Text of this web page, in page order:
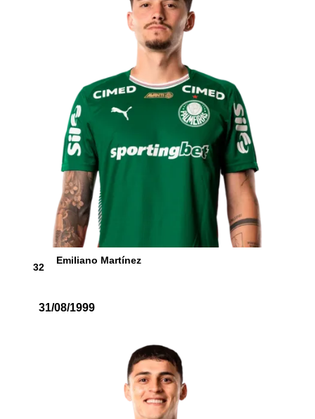
32
Emiliano Martínez
31/08/1999